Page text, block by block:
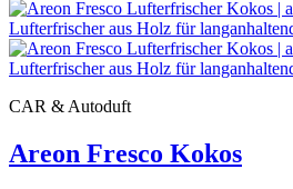
CAR & Autoduft
Areon Fresco Kokos